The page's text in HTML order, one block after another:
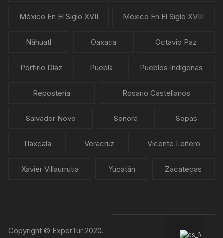
México En El Siglo XVII México En El Siglo XVIII
Náhuatl Oaxaca Octavio Paz
Porfirio Díaz Puebla Pueblos Indígenas
Repostería Rosario Castellanos
Salvador Novo Sonora Sopas
Tlaxcala Veracruz Vicente Leñero
Xavier Villaurrutia Yucatán Zacatecas
Copyright © ExperTur 2020.